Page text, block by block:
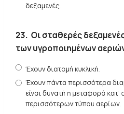
δεξαμενές.
23. Οι σταθερές
των υγροποιημένων
Έχουν διατομή κυκλική.
Έχουν πάντα περισσότερα
είναι δυνατή η μεταφορά κατ’
περισσότερων τύπου αερίων.